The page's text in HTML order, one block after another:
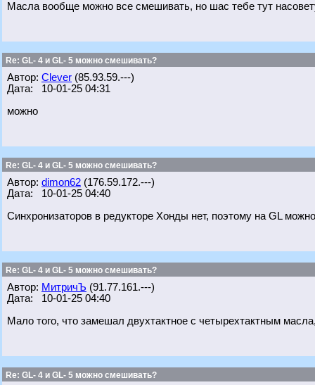
Масла вообще можно все смешивать, но шас тебе тут
Re: GL- 4 и GL- 5 можно смешивать?
Автор: Clever (85.93.59.---)
Дата: 10-01-25 04:31
можно
Re: GL- 4 и GL- 5 можно смешивать?
Автор: dimon62 (176.59.172.---)
Дата: 10-01-25 04:40
Синхронизаторов в редукторе Хонды нет, поэтому на GL
Re: GL- 4 и GL- 5 можно смешивать?
Автор: МитричЪ (91.77.161.---)
Дата: 10-01-25 04:40
Мало того, что замешал двухтактное с четырехтактным
Re: GL- 4 и GL- 5 можно смешивать?